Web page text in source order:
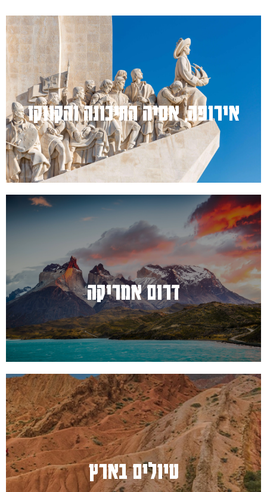
אירופה, אסיה התיכונה והקווקז
למעבר לחץ כאן
דרום אמריקה
למעבר לחץ כאן
טיולים בארץ
למעבר לחץ כאן